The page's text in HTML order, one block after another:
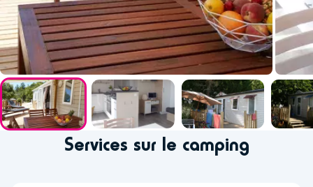
Services sur le camping